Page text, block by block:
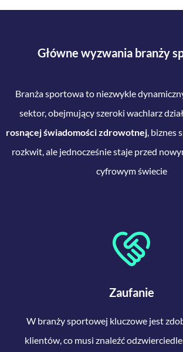
Główne wyzwania branży
Branża sportowa to niezwykle
sektor, obejmujący szeroki wachlarz
rosnącej świadomości zdrowotnej ,
rozkwit, ale jednocześnie staje przed
cyfrowym świecie
Zaufanie
W branży sportowej kluczowe jest
klientów, co musi znaleźć